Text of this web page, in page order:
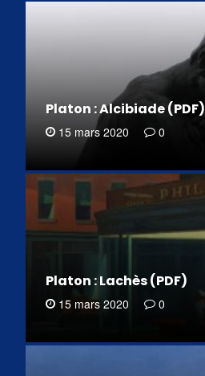
Platon : Alcibiade (PDF)
15 mars 2020 0
Platon : Lachès (PDF)
15 mars 2020 0